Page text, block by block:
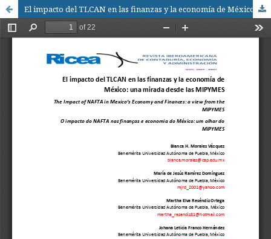
El impacto del TLCAN en las finanzas y la economía de México: una mirada desde las MIPYMES / The Impact of NAFTA in Mexico’s Economy and Finances: a view from the MIPYMES